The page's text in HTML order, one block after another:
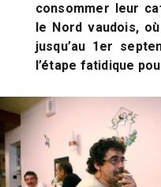
consommer leur
le Nord vaudois,
jusqu’au 1er
l’étape fatidique